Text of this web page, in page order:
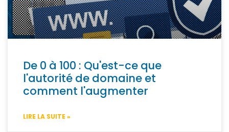
De 0 à 100 : Qu'est-ce que
l'autorité de domaine et
comment l'augmenter
LIRE LA SUITE »